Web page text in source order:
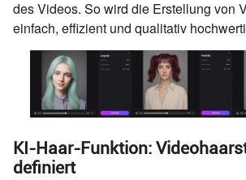
des Videos. So wird die Erstellung von
einfach, effizient und qualitativ
KI-Haar-Funktion:
definiert